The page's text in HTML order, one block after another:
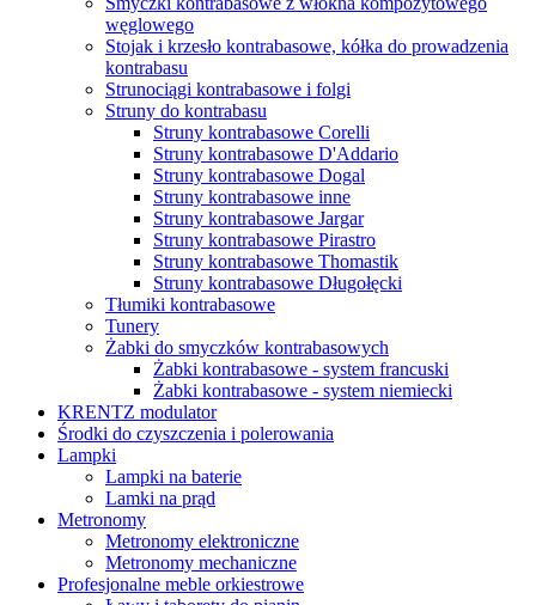
węglowego
Stojak i krzesło kontrabasowe, kółka do prowadzenia
kontrabasu
Strunociągi kontrabasowe i folgi
Struny do kontrabasu
Struny kontrabasowe Corelli
Struny kontrabasowe D'Addario
Struny kontrabasowe Dogal
Struny kontrabasowe inne
Struny kontrabasowe Jargar
Struny kontrabasowe Pirastro
Struny kontrabasowe Thomastik
Struny kontrabasowe Długołęcki
Tłumiki kontrabasowe
Tunery
Żabki do smyczków kontrabasowych
Żabki kontrabasowe - system francuski
Żabki kontrabasowe - system niemiecki
KRENTZ modulator
Środki do czyszczenia i polerowania
Lampki
Lampki na baterie
Lamki na prąd
Metronomy
Metronomy elektroniczne
Metronomy mechaniczne
Profesjonalne meble orkiestrowe